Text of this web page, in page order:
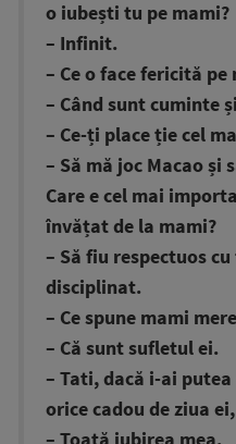
o iubești tu pe mami?
– Infinit.
– Ce o face fericită pe
– Când sunt cuminte
– Ce-ți place ție cel
– Să mă joc Macao și
Care e cel mai
învățat de la mami?
– Să fiu respectuos
disciplinat.
– Ce spune mami
– Că sunt sufletul ei.
– Tati, dacă i-ai
orice cadou de ziua